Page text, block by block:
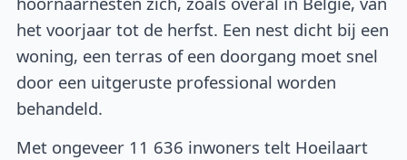
het voorjaar tot de herfst. Een nest dicht bij een
woning, een terras of een doorgang moet snel
door een uitgeruste professional worden
behandeld.
Met ongeveer 11 636 inwoners telt Hoeilaart